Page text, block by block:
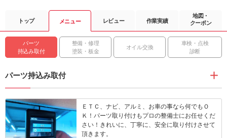
トップ メニュー レビュー 作業実績
地図・
クーポン
パーツ
持込み取付
整備・修理
塗装・板金
オイル交換
車検・点検
診断
パーツ持込み取付
ＥＴＣ、ナビ、アルミ、お車の事なら何でもＯ
Ｋ！パーツ取り付けもプロの整備士にお任せくだ
さい！きれいに、丁寧に、安全に取り付けさせて
頂きます。